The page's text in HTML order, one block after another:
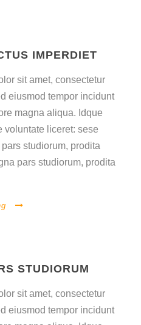
IMPERDIET
sit amet, consectetur
eiusmod tempor incidunt
magna aliqua. Idque
voluntate liceret: sese
studiorum, prodita
pars studiorum, prodita
STUDIORUM
sit amet, consectetur
eiusmod tempor incidunt